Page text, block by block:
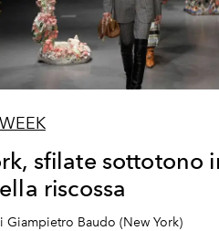
sfilate sottotono
riscossa
Giampietro Baudo (New York)